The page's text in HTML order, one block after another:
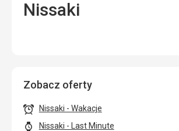
Nissaki
Zobacz oferty
Nissaki - Wakacje
Nissaki - Last Minute